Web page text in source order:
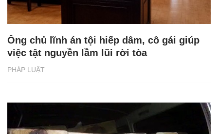
PHÁP LUẬT
Ông chủ lĩnh án tội hiếp dâm, cô gái giúp
việc tật nguyền lầm lũi rời tòa